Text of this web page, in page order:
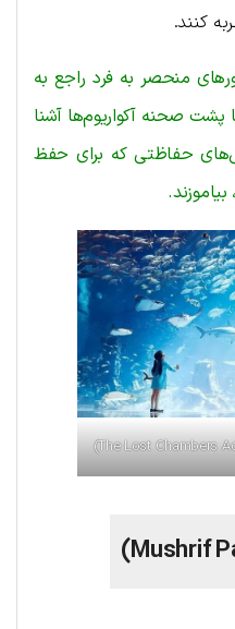
کنند.
منحصر به فرد راجع به
پشت صحنه آکواریوم‌ها آشنا
حفاظتی که برای حفظ